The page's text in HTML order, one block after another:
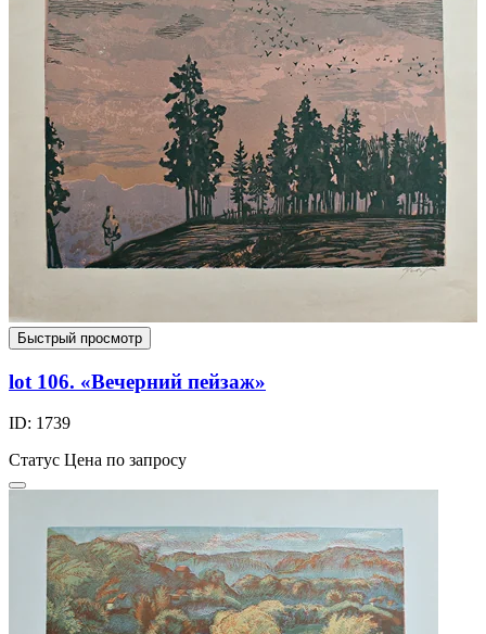
Быстрый просмотр
lot 106. «Вечерний пейзаж»
ID: 1739
Статус Цена по запросу